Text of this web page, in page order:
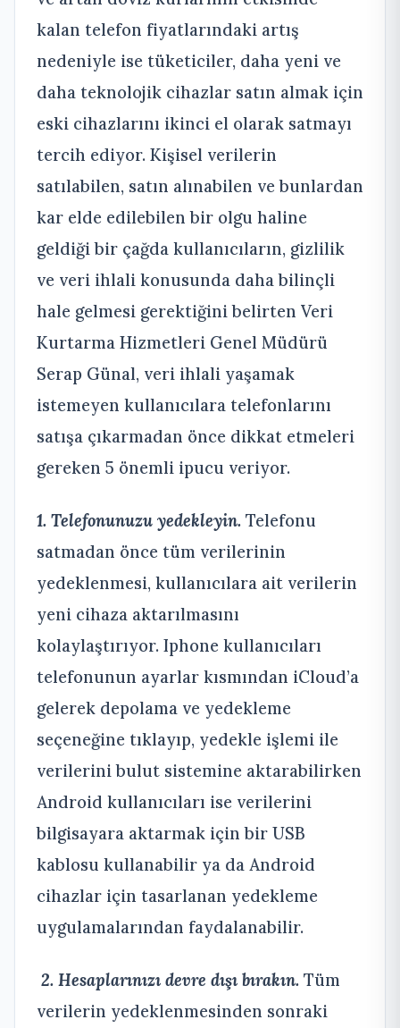
kalan telefon fiyatlarındaki artış
nedeniyle ise tüketiciler, daha yeni ve
daha teknolojik cihazlar satın almak için
eski cihazlarını ikinci el olarak satmayı
tercih ediyor. Kişisel verilerin
satılabilen, satın alınabilen ve bunlardan
kar elde edilebilen bir olgu haline
geldiği bir çağda kullanıcıların, gizlilik
ve veri ihlali konusunda daha bilinçli
hale gelmesi gerektiğini belirten Veri
Kurtarma Hizmetleri Genel Müdürü
Serap Günal, veri ihlali yaşamak
istemeyen kullanıcılara telefonlarını
satışa çıkarmadan önce dikkat etmeleri
gereken 5 önemli ipucu veriyor.
1. Telefonunuzu yedekleyin. Telefonu
satmadan önce tüm verilerinin
yedeklenmesi, kullanıcılara ait verilerin
yeni cihaza aktarılmasını
kolaylaştırıyor. Iphone kullanıcıları
telefonunun ayarlar kısmından iCloud’a
gelerek depolama ve yedekleme
seçeneğine tıklayıp, yedekle işlemi ile
verilerini bulut sistemine aktarabilirken
Android kullanıcıları ise verilerini
bilgisayara aktarmak için bir USB
kablosu kullanabilir ya da Android
cihazlar için tasarlanan yedekleme
uygulamalarından faydalanabilir.
2. Hesaplarınızı devre dışı bırakın. Tüm
verilerin yedeklenmesinden sonraki